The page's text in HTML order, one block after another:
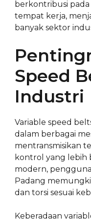
berkontribusi
tempat kerja,
banyak sektor
Speed
Industri
Variable speed
dalam berbagai
mentransmisikan
kontrol yang lebih
modern,
Padang
dan torsi sesuai
Keberadaan